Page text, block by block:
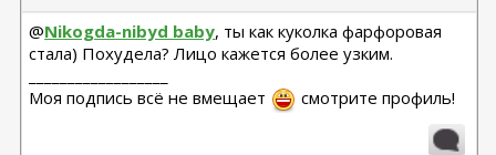
@Nikogda-nibyd baby, ты как куколка фарфоровая
стала) Похудела? Лицо кажется более узким.
Моя подпись всё не вмещает
смотрите профиль!